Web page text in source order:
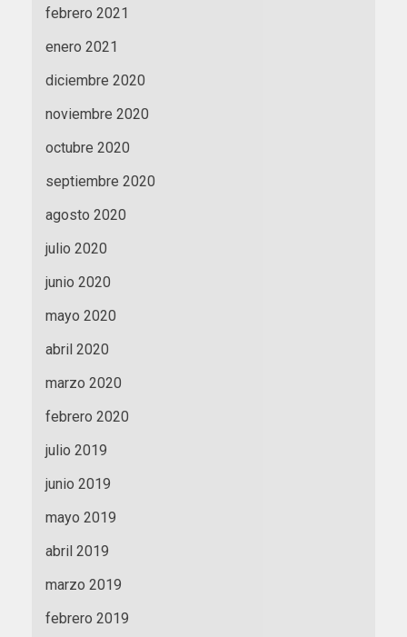
febrero 2021
enero 2021
diciembre 2020
noviembre 2020
octubre 2020
septiembre 2020
agosto 2020
julio 2020
junio 2020
mayo 2020
abril 2020
marzo 2020
febrero 2020
julio 2019
junio 2019
mayo 2019
abril 2019
marzo 2019
febrero 2019